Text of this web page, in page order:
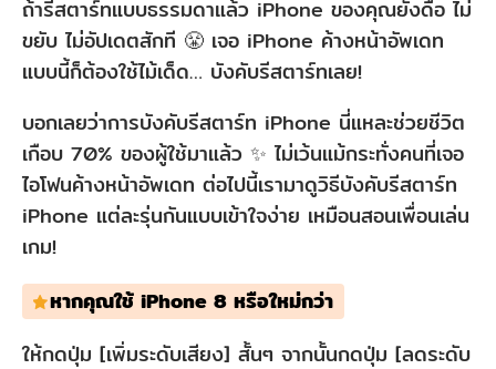
ถ้ารีสตาร์ทแบบธรรมดาแล้ว iPhone ของคุณยังดื้อ ไม่
ขยับ ไม่อัปเดตสักที 😤 เจอ iPhone ค้างหน้าอัพเดท
แบบนี้ก็ต้องใช้ไม้เด็ด… บังคับรีสตาร์ทเลย!
บอกเลยว่าการบังคับรีสตาร์ท iPhone นี่แหละช่วยชีวิต
เกือบ 70% ของผู้ใช้มาแล้ว ✨ ไม่เว้นแม้กระทั่งคนที่เจอ
ไอโฟนค้างหน้าอัพเดท ต่อไปนี้เรามาดูวิธีบังคับรีสตาร์ท
iPhone แต่ละรุ่นกันแบบเข้าใจง่าย เหมือนสอนเพื่อนเล่น
เกม!
หากคุณใช้ iPhone 8 หรือใหม่กว่า
ให้กดปุ่ม [เพิ่มระดับเสียง] สั้นๆ จากนั้นกดปุ่ม [ลดระดับ